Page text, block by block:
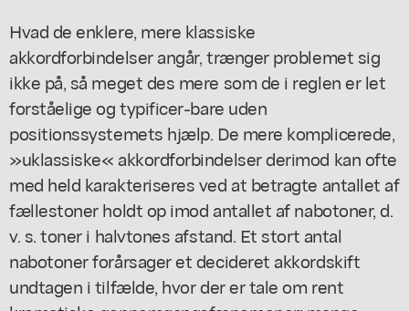
Hvad de enklere, mere klassiske
akkordforbindelser angår, trænger problemet sig
ikke på, så meget des mere som de i reglen er let
forståelige og typificer-bare uden
positionssystemets hjælp. De mere komplicerede,
»uklassiske« akkordforbindelser derimod kan ofte
med held karakteriseres ved at betragte antallet af
fællestoner holdt op imod antallet af nabotoner, d.
v. s. toner i halvtones afstand. Et stort antal
nabotoner forårsager et decideret akkordskift
undtagen i tilfælde, hvor der er tale om rent